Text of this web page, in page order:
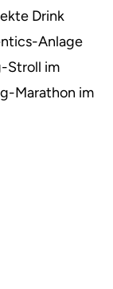
Drink
Anlage
Stroll im
Marathon im